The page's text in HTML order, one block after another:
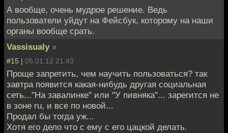
А вообще, очень мудрое решение. Ведь
пользователи уйдут на Фейсбук, которому на наши
органы вообще срать.
Vassisualy »
#15 | 05.01.12 21:43
Проще запретить, чем научить пользоваться? так
завтра появится какая-нибудь другая социальная
сеть..."На завалинке" или "У пивняка"... зарегится не
в зоне ru, и все по новой...
Продал бы тогда уж...
Хотя его дело что с ему с его цацкой делать.